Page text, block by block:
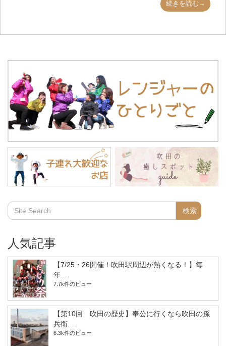
続きを読む→
人気記事
【7/25・26開催！吹田駅周辺が熱くなる！】毎
年...
7.7k件のビュー
【第10回 吹田の歴史】奉公に行くなら吹田の孫
兵衛...
6.3k件のビュー